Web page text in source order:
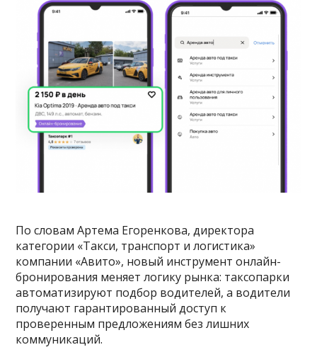
По словам Артема Егоренкова, директора
категории «Такси, транспорт и логистика»
компании «Авито», новый инструмент онлайн-
бронирования меняет логику рынка: таксопарки
автоматизируют подбор водителей, а водители
получают гарантированный доступ к
проверенным предложениям без лишних
коммуникаций.